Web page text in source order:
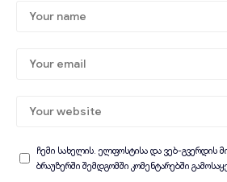
ჩემი სახელის. ელფოსტისა და ვებ-გვერდის
ბრაუზერში შემდგომში კომენტარებში